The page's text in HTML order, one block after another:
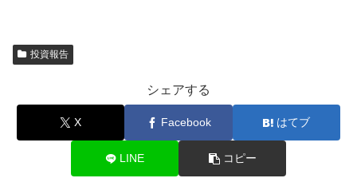
投資報告
シェアする
X Facebook はてブ
LINE コピー